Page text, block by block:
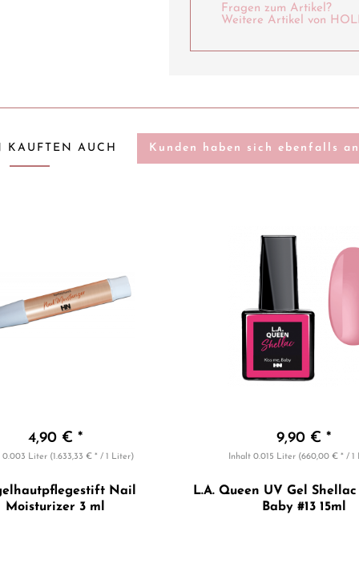
Fragen zum Artikel?
Weitere Artikel von
KAUFTEN AUCH Kunden haben sich ebenfalls
4,90 € *
0.003 Liter (1.633,33 € * / 1 Liter)
Nail
Moisturizer 3 ml
9,90 € *
Inhalt 0.015 Liter (660,00 € * / 1
L.A. Queen UV Gel Shellac
Baby #13 15ml